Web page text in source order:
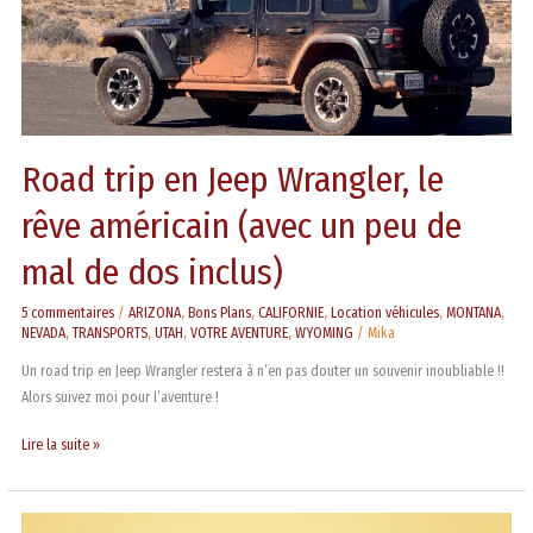
Road trip en Jeep Wrangler, le
rêve américain (avec un peu de
mal de dos inclus)
5 commentaires /ARIZONA,Bons Plans,CALIFORNIE,Location véhicules,MONTANA,
NEVADA,TRANSPORTS,UTAH,VOTRE AVENTURE,WYOMING /Mika
Un road trip en Jeep Wrangler restera à n’en pas douter un souvenir inoubliable !!
Alors suivez moi pour l’aventure !
un
peu
de
mal
de
inclus)
Lire la suite »